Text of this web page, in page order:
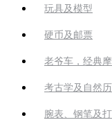
玩具及模型
硬币及邮票
老爷车，经典
考古学及自然
腕表、钢笔及